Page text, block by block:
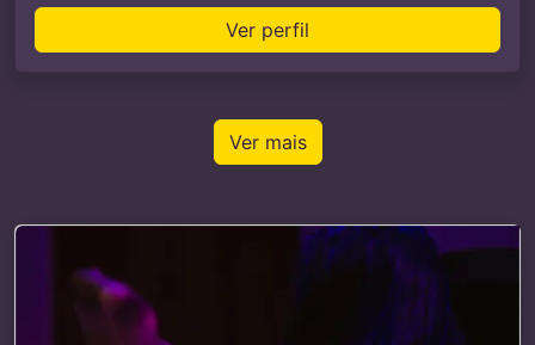
Ver perfil
Ver mais